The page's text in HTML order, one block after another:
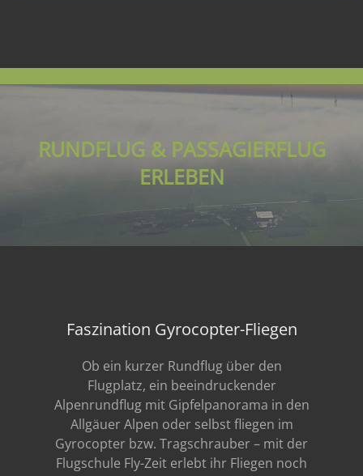
RUNDFLUG & PASSAGIERFLUG
ERLEBEN
Faszination Gyrocopter-Fliegen
Ob ein kurzer Rundflug über den
Flugplatz, ein beeindruckender
Alpenrundflug mit Gipfelpanorama in den
Allgäuer Alpen oder selbst fliegen im
Gyrocopter bzw. Tragschrauber – mit der
Flugschule Fly-Zeit erlebt ihr Fliegen noch